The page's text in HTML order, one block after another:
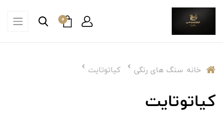
0
خانه سنگ های رنگی کیاتوتایت
کیاتوتایت